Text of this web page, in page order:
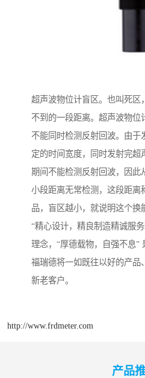
超声波物位计盲区。也叫死区
不到的一段距离。超声波物位
不能同时检测反射回波。由于
定的时间宽度，同时发射完超
期间不能检测反射回波，因此
小段距离无常检测，这段距离
品，盲区越小，就说明这个换
“精心设计，精良制造精诚服
理念，“厚德载物，自强不息”
福瑞德将一如既往以好的产品
新老客户。
http://www.frdmeter.com
产品